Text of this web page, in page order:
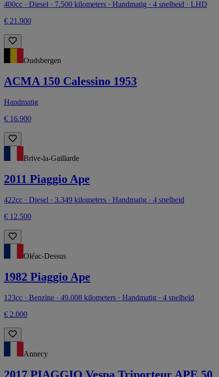
400cc · Diesel · 7.500 kilometers · Handmatig · 4 snelheid · LHD
€ 21.900
Oudsbergen
ACMA 150 Calessino 1953
Handmatig
€ 16.900
Brive-la-Gaillarde
2011 Piaggio Ape
422cc · Diesel · 3.349 kilometers · Handmatig · 4 snelheid
€ 12.500
Oléac-Dessus
1982 Piaggio Ape
123cc · Benzine · 49.008 kilometers · Handmatig · 4 snelheid
€ 2.000
Annecy
2017 PIAGGIO Vespa Triporteur APE 50